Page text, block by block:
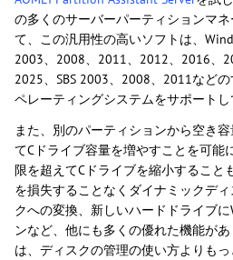
の多くのサーバーパーティションマ
て、この汎用性の高いソフトは、
2003、2008、2011、2012、2016、
2025、SBS 2003、2008、2011など
ペレーティングシステムをサポートし
また、別のパーティションから空き
てCドライブ容量を増やすことを可能
限を超えてCドライブを縮小すること
を損失することなくダイナミックデ
クへの変換、新しいハードドライブに
ンなど、他にも多くの優れた機能が
は、ディスクの管理の使い方よりも